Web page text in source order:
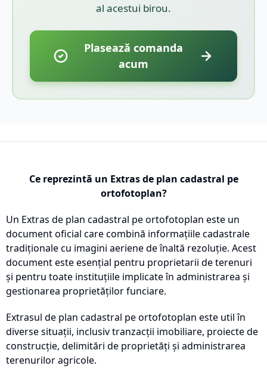
al acestui birou.
Plasează comanda
acum
Ce reprezintă un Extras de plan cadastral pe
ortofotoplan?
Un Extras de plan cadastral pe ortofotoplan este un
document oficial care combină informațiile cadastrale
tradiționale cu imagini aeriene de înaltă rezoluție. Acest
document este esențial pentru proprietarii de terenuri
și pentru toate instituțiile implicate în administrarea și
gestionarea proprietăților funciare.
Extrasul de plan cadastral pe ortofotoplan este util în
diverse situații, inclusiv tranzacții imobiliare, proiecte de
construcție, delimitări de proprietăți și administrarea
terenurilor agricole.